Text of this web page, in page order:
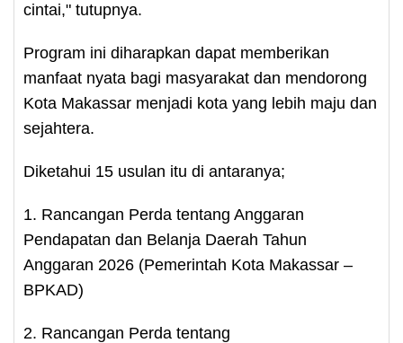
cintai," tutupnya.
Program ini diharapkan dapat memberikan
manfaat nyata bagi masyarakat dan mendorong
Kota Makassar menjadi kota yang lebih maju dan
sejahtera.
Diketahui 15 usulan itu di antaranya;
1. Rancangan Perda tentang Anggaran
Pendapatan dan Belanja Daerah Tahun
Anggaran 2026 (Pemerintah Kota Makassar –
BPKAD)
2. Rancangan Perda tentang